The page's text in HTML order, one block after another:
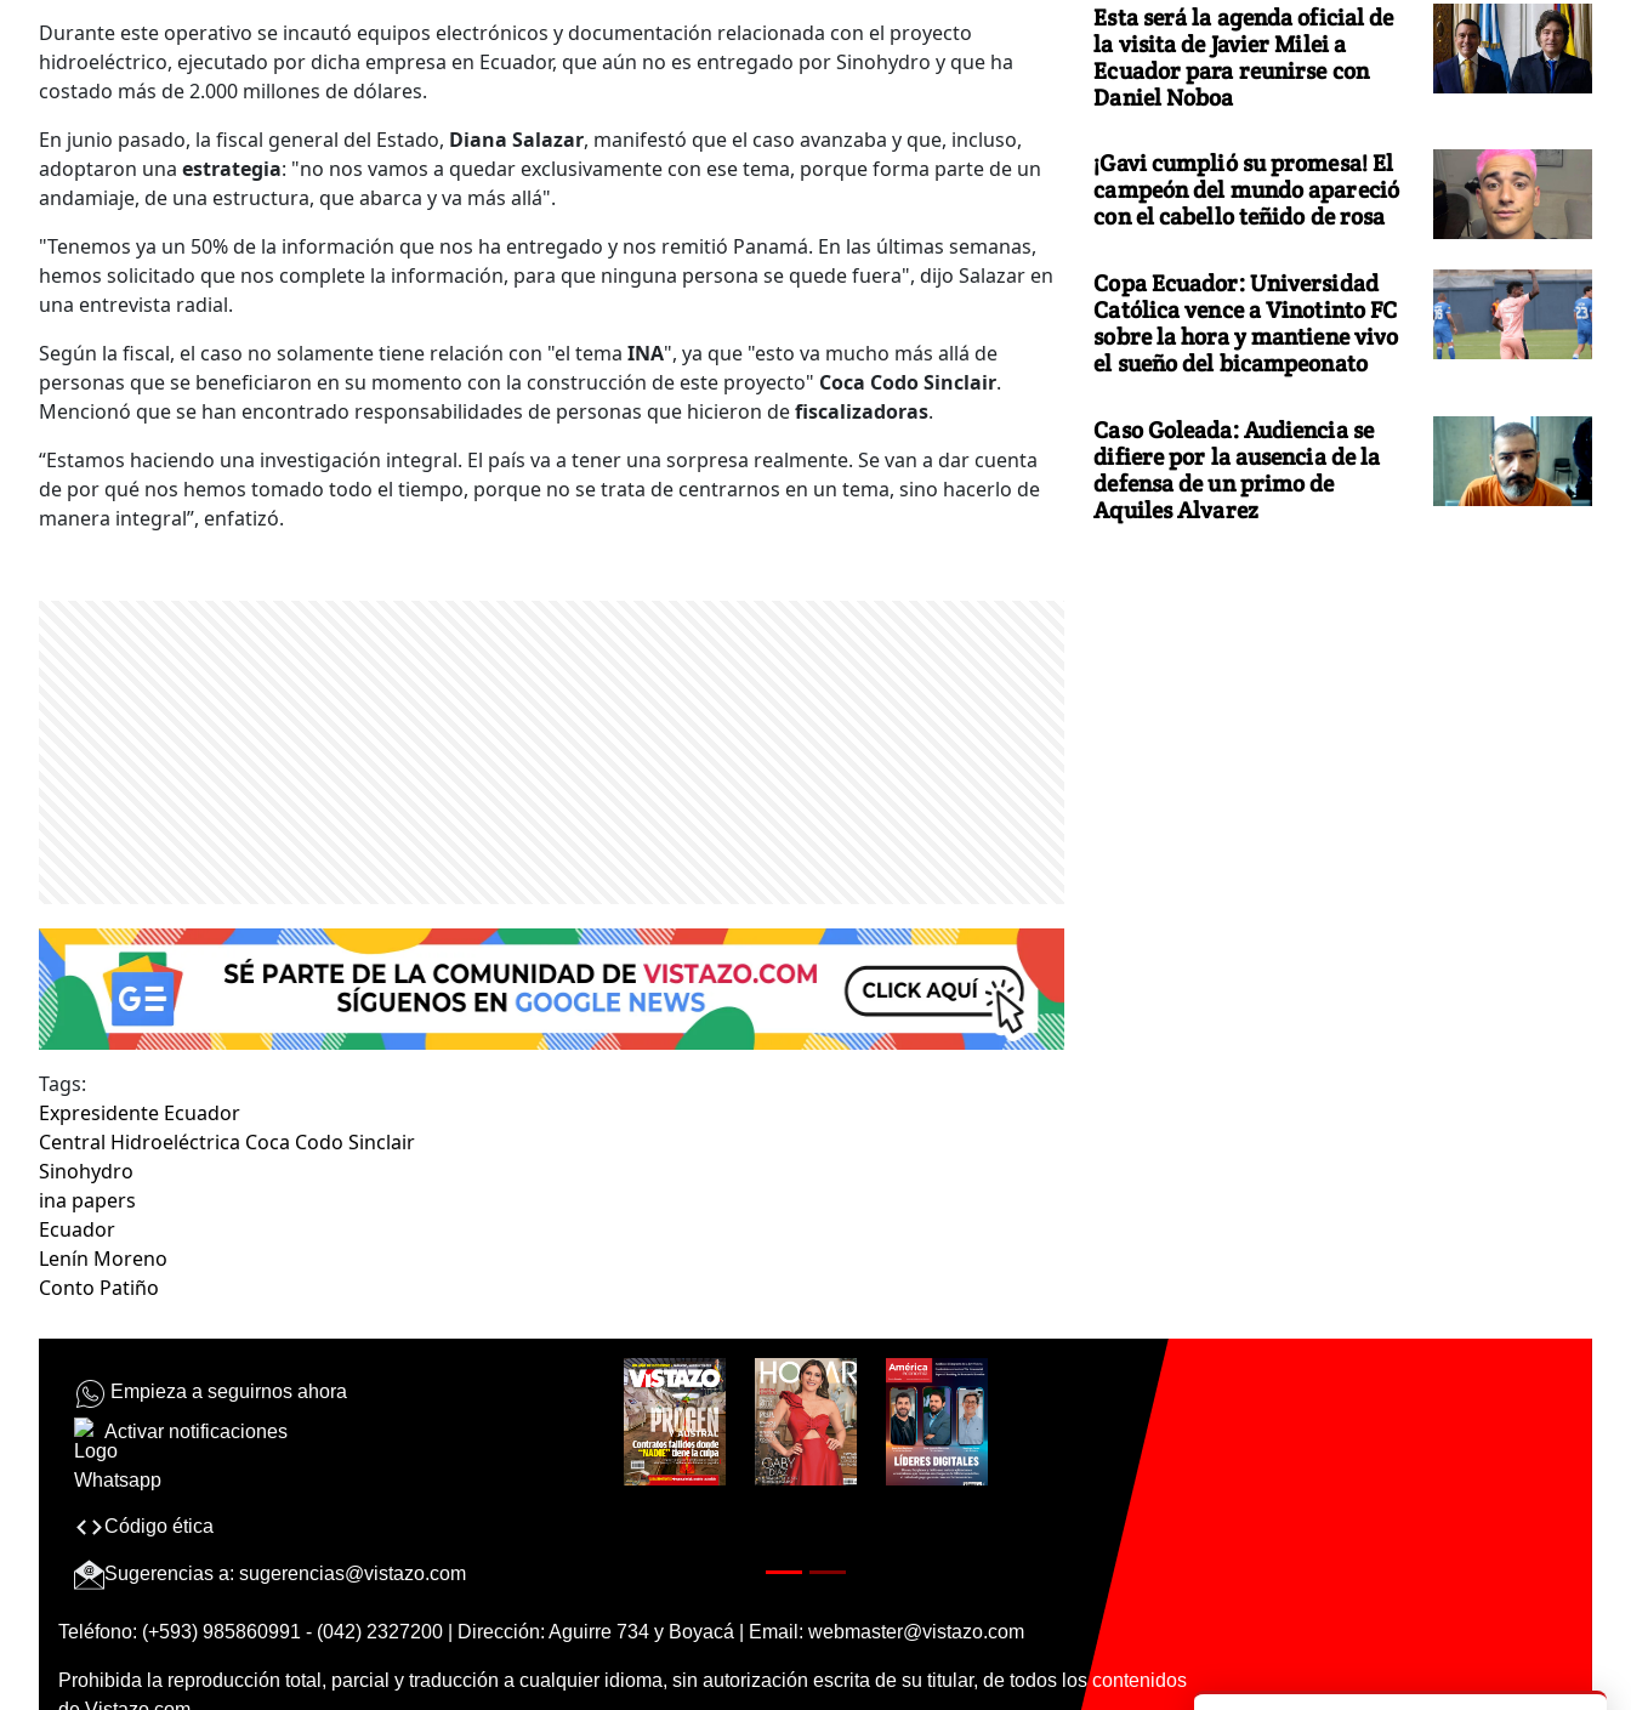
Durante este operativo se incautó equipos electrónicos y documentación relacionada con el proyecto
hidroeléctrico, ejecutado por dicha empresa en Ecuador, que aún no es entregado por Sinohydro y que ha
costado más de 2.000 millones de dólares.
En junio pasado, la fiscal general del Estado, Diana Salazar, manifestó que el caso avanzaba y que, incluso,
adoptaron una estrategia: "no nos vamos a quedar exclusivamente con ese tema, porque forma parte de un
andamiaje, de una estructura, que abarca y va más allá".
"Tenemos ya un 50% de la información que nos ha entregado y nos remitió Panamá. En las últimas semanas,
hemos solicitado que nos complete la información, para que ninguna persona se quede fuera", dijo Salazar en
una entrevista radial.
Según la fiscal, el caso no solamente tiene relación con "el tema INA", ya que "esto va mucho más allá de
personas que se beneficiaron en su momento con la construcción de este proyecto" Coca Codo Sinclair.
Mencionó que se han encontrado responsabilidades de personas que hicieron defiscalizadoras.
“Estamos haciendo una investigación integral. El país va a tener una sorpresa realmente. Se van a dar cuenta
de por qué nos hemos tomado todo el tiempo, porque no se trata de centrarnos en un tema, sino hacerlo de
manera integral”, enfatizó.
Tags:
Expresidente Ecuador
Central Hidroeléctrica Coca Codo Sinclair
Sinohydro
ina papers
Ecuador
Lenín Moreno
Conto Patiño
Esta será la agenda oficial de
la visita de Javier Milei a
Ecuador para reunirse con
Daniel Noboa
¡Gavi cumplió su promesa! El
campeón del mundo apareció
con el cabello teñido de rosa
Copa Ecuador: Universidad
Católica vence a Vinotinto FC
sobre la hora y mantiene vivo
el sueño del bicampeonato
Caso Goleada: Audiencia se
difiere por la ausencia de la
defensa de un primo de
Aquiles Alvarez
Empieza a seguirnos ahora
Activar notificaciones
Código ética
Sugerencias a: sugerencias@vistazo.com
Teléfono: (+593) 985860991 - (042) 2327200 | Dirección: Aguirre 734 y Boyacá | Email: webmaster@vistazo.com
Prohibida la reproducción total, parcial y traducción a cualquier idioma, sin autorización escrita de su titular, de todos los contenidos